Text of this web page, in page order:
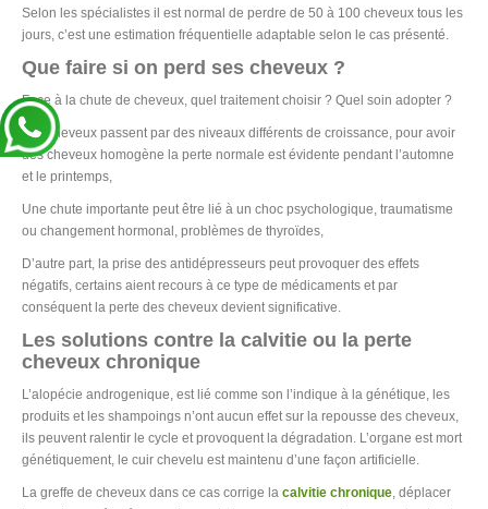
Selon les spécialistes il est normal de perdre de 50 à 100 cheveux tous les
jours, c’est une estimation fréquentielle adaptable selon le cas présenté.
Que faire si on perd ses cheveux ?
Face à la chute de cheveux, quel traitement choisir ? Quel soin adopter ?
Les cheveux passent par des niveaux différents de croissance, pour avoir
des cheveux homogène la perte normale est évidente pendant l’automne
et le printemps,
Une chute importante peut être lié à un choc psychologique, traumatisme
ou changement hormonal, problèmes de thyroïdes,
D’autre part, la prise des antidépresseurs peut provoquer des effets
négatifs, certains aient recours à ce type de médicaments et par
conséquent la perte des cheveux devient significative.
Les solutions contre la calvitie ou la perte
cheveux chronique
L’alopécie androgenique, est lié comme son l’indique à la génétique, les
produits et les shampoings n’ont aucun effet sur la repousse des cheveux,
ils peuvent ralentir le cycle et provoquent la dégradation. L’organe est mort
génétiquement, le cuir chevelu est maintenu d’une façon artificielle.
La greffe de cheveux dans ce cas corrige la calvitie chronique, déplacer